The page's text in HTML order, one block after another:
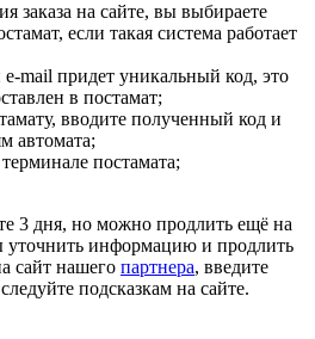
заказа на сайте, вы выбираете
если такая система работает
mail придет уникальный код, это
в постамат;
вводите полученный код и
автомата;
постамата;
3 дня, но можно продлить ещё на
уточнить информацию и продлить
сайт нашего партнера, введите
подсказкам на сайте.